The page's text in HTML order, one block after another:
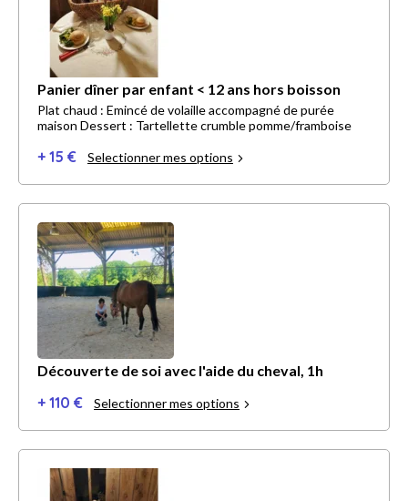
Panier dîner par enfant < 12 ans hors boisson
Plat chaud : Emincé de volaille accompagné de purée
maison Dessert : Tartellette crumble pomme/framboise
+ 15 € Selectionner mes options
Découverte de soi avec l'aide du cheval, 1h
+ 110 € Selectionner mes options